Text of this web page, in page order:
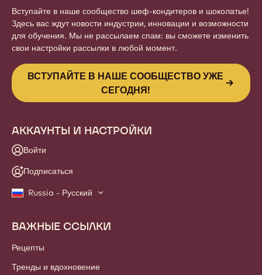
Вступайте в наше сообщество шеф-кондитеров и шоколатье!
Здесь вас ждут новости индустрии, инновации и возможности
для обучения. Мы не рассылаем спам: вы сможете изменить
свои настройки рассылки в любой момент.
ВСТУПАЙТЕ В НАШЕ СООБЩЕСТВО УЖЕ
СЕГОДНЯ!
АККАУНТЫ И НАСТРОЙКИ
Войти
Подписаться
Russia - Русский
Footer
Callebaut
ВАЖНЫЕ ССЫЛКИ
Рецепты
Тренды и вдохновение